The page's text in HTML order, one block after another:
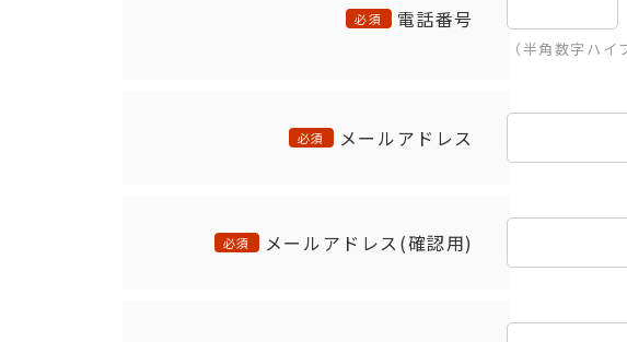
必須 電話番号
（半角数字ハ
必須 メールアドレス
必須 メールアドレス(確認用)